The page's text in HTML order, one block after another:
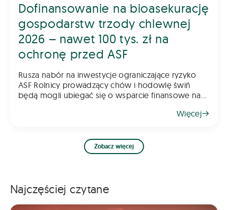
Dofinansowanie na bioasekurację
gospodarstw trzody chlewnej
2026 – nawet 100 tys. zł na
ochronę przed ASF
Rusza nabór na inwestycje ograniczające ryzyko
ASF Rolnicy prowadzący chów i hodowlę świń
będą mogli ubiegać się o wsparcie finansowe na
gospodarstwa. Pomoc ma na celu ograniczenie
Więcej
Zobacz więcej
Najczęściej czytane